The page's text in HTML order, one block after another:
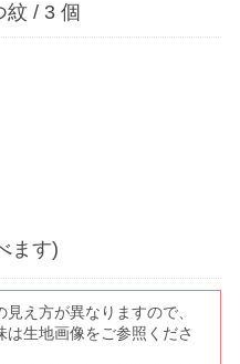
紋 / 3 個
ます)
え方が異なりますので、
生地画像をご参照くださ